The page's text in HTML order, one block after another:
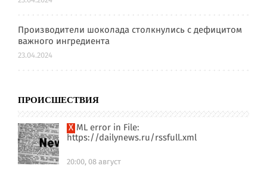
Производители шоколада столкнулись с дефицитом
важного ингредиента
23.04.2024
ПРОИСШЕСТВИЯ
XML error in File:
https://dailynews.ru/rssfull.xml
20:00, 08 август